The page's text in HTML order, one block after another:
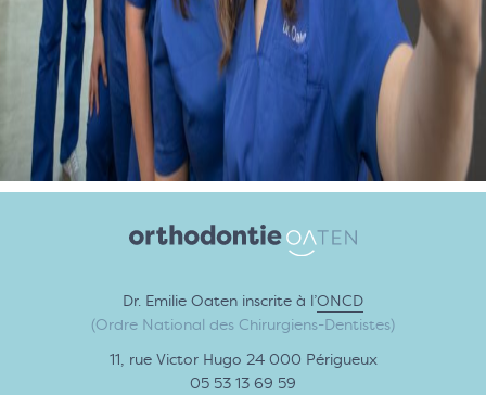
Dr. Emilie Oaten inscrite à l’ONCD
(Ordre National des Chirurgiens-Dentistes)
11, rue Victor Hugo 24 000 Périgueux
05 53 13 69 59